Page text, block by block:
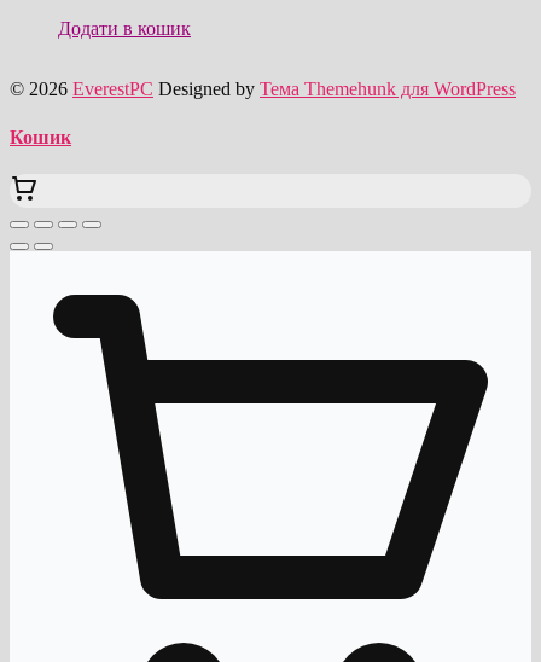
Додати в кошик
© 2026 EverestPC Designed by Тема Themehunk для WordPress
Кошик